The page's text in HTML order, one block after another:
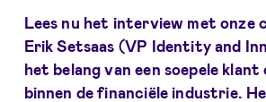
Lees nu het interview met onze
Erik Setsaas (VP Identity and
het belang van een soepele
binnen de financiële industrie.